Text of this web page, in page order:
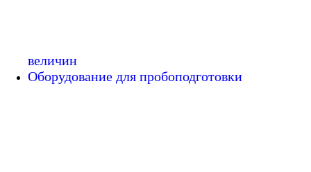
величин
Оборудование для пробоподготовки